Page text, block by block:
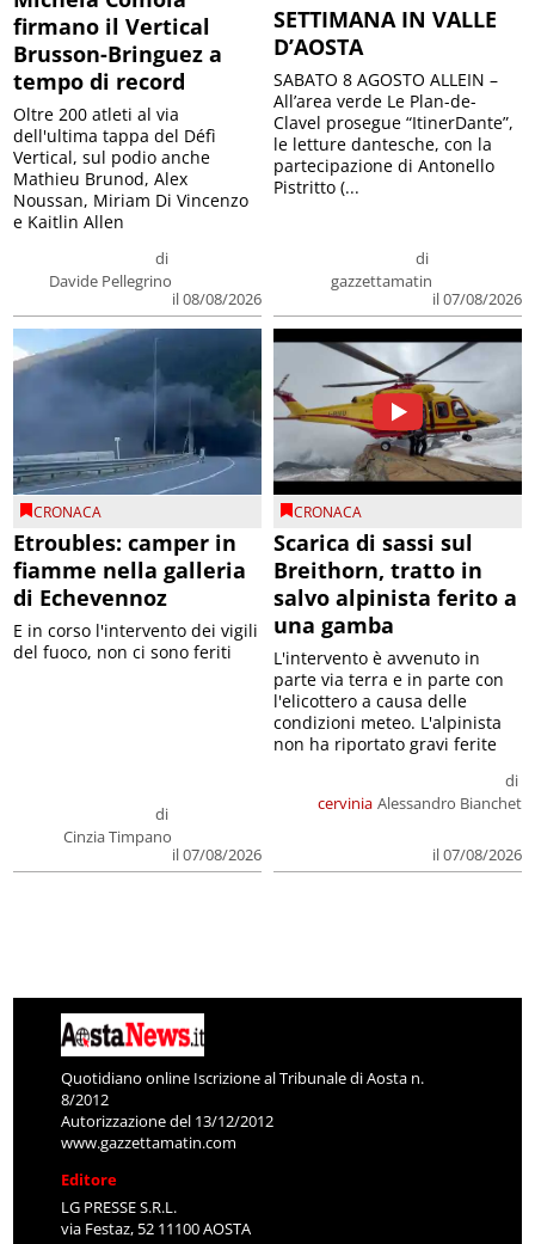
firmano il Vertical
Brusson-Bringuez a
tempo di record
di
Davide Pellegrino
il 08/08/2026
Oltre 200 atleti al via
dell'ultima tappa del Défì
Vertical, sul podio anche
Mathieu Brunod, Alex
Noussan, Miriam Di Vincenzo
e Kaitlin Allen
SETTIMANA IN VALLE
D’AOSTA
di
gazzettamatin
il 07/08/2026
SABATO 8 AGOSTO ALLEIN –
All’area verde Le Plan-de-
Clavel prosegue “ItinerDante”,
le letture dantesche, con la
partecipazione di Antonello
Pistritto (...
CRONACA
Etroubles: camper in
fiamme nella galleria
di Echevennoz
di
Cinzia Timpano
il 07/08/2026
E in corso l'intervento dei vigili
del fuoco, non ci sono feriti
CRONACA
Scarica di sassi sul
Breithorn, tratto in
salvo alpinista ferito a
una gamba
cervinia
di
Alessandro Bianchet
il 07/08/2026
L'intervento è avvenuto in
parte via terra e in parte con
l'elicottero a causa delle
condizioni meteo. L'alpinista
non ha riportato gravi ferite
Quotidiano online Iscrizione al Tribunale di Aosta n.
8/2012
Autorizzazione del 13/12/2012
www.gazzettamatin.com
Editore
LG PRESSE S.R.L.
via Festaz, 52 11100 AOSTA